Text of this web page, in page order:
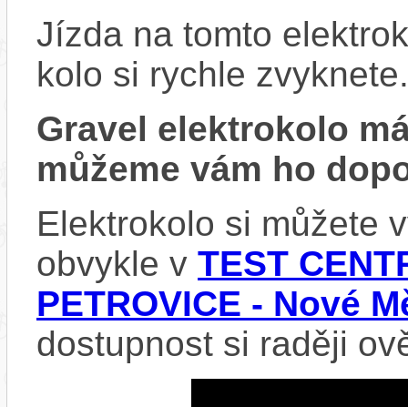
Jízda na tomto
kolo si rychle zvyknete.
Gravel elektrokolo
můžeme vám ho
Elektrokolo si můžete
obvykle v TEST
PETROVICE - Nové
dostupnost si raději